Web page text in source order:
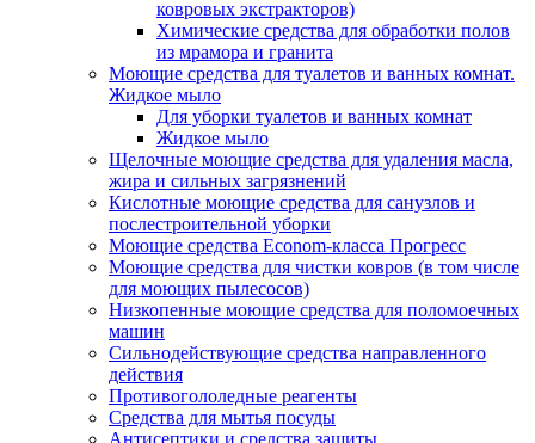
ковровых экстракторов)
Химические средства для обработки полов
из мрамора и гранита
Моющие средства для туалетов и ванных комнат.
Жидкое мыло
Для уборки туалетов и ванных комнат
Жидкое мыло
Щелочные моющие средства для удаления масла,
жира и сильных загрязнений
Кислотные моющие средства для санузлов и
послестроительной уборки
Моющие средства Econom-класса Прогресс
Моющие средства для чистки ковров (в том числе
для моющих пылесосов)
Низкопенные моющие средства для поломоечных
машин
Сильнодействующие средства направленного
действия
Противогололедные реагенты
Средства для мытья посуды
Антисептики и средства защиты